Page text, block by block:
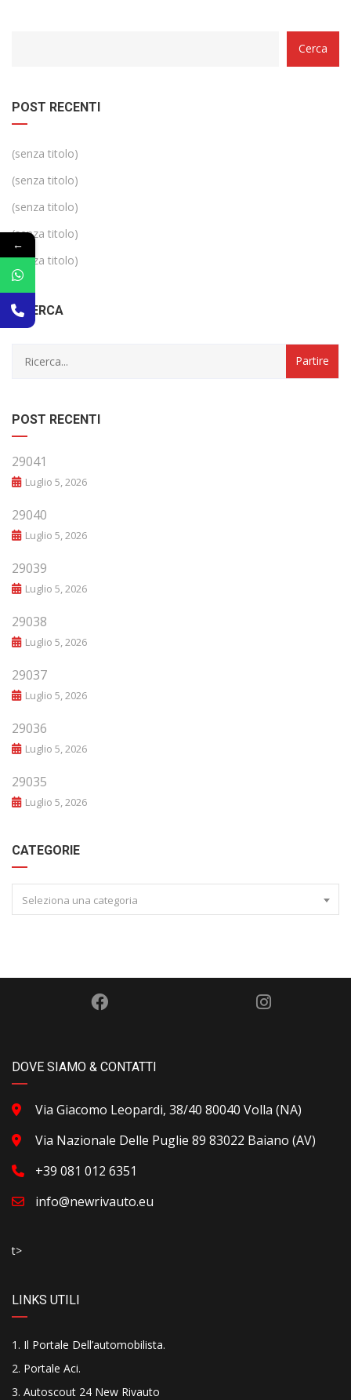
Cerca
POST RECENTI
(senza titolo)
(senza titolo)
(senza titolo)
(senza titolo)
(senza titolo)
RICERCA
POST RECENTI
29041
Luglio 5, 2026
29040
Luglio 5, 2026
29039
Luglio 5, 2026
29038
Luglio 5, 2026
29037
Luglio 5, 2026
29036
Luglio 5, 2026
29035
Luglio 5, 2026
CATEGORIE
Seleziona una categoria
DOVE SIAMO & CONTATTI
Via Giacomo Leopardi, 38/40 80040 Volla (NA)
Via Nazionale Delle Puglie 89 83022 Baiano (AV)
+39 081 012 6351
info@newrivauto.eu
t>
LINKS UTILI
Il Portale Dell’automobilista.
Portale Aci.
Autoscout 24 New Rivauto
←